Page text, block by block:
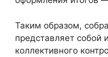
Таким образом,
представляет собой
коллективного